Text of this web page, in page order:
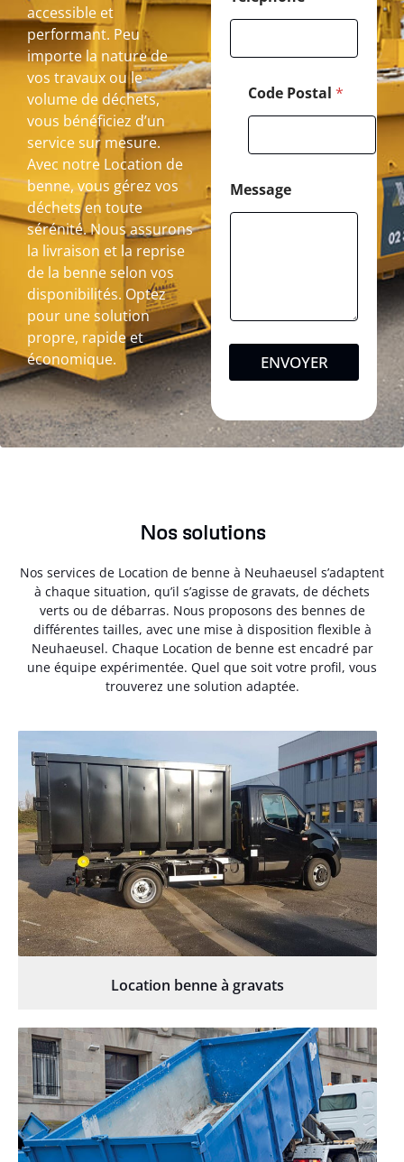
accessible et
performant. Peu
importe la nature de
vos travaux ou le
volume de déchets,
vous bénéficiez d’un
service sur mesure.
Avec notre Location de
benne, vous gérez vos
déchets en toute
sérénité. Nous assurons
la livraison et la reprise
de la benne selon vos
disponibilités. Optez
pour une solution
propre, rapide et
économique.
Code Postal *
Message
ENVOYER
Nos solutions
Nos services de Location de benne à Neuhaeusel s’adaptent
à chaque situation, qu’il s’agisse de gravats, de déchets
verts ou de débarras. Nous proposons des bennes de
différentes tailles, avec une mise à disposition flexible à
Neuhaeusel. Chaque Location de benne est encadré par
une équipe expérimentée. Quel que soit votre profil, vous
trouverez une solution adaptée.
Location benne à gravats